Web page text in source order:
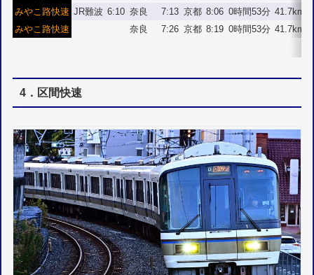
みやこ路快速 JR難波 6:10 奈良 7:13 京都 8:06 0時間53分 41.7km
みやこ路快速
奈良 7:26 京都 8:19 0時間53分 41.7km
4．区間快速